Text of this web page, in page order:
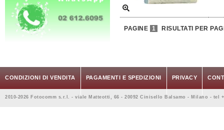
PAGINE 1 RISULTATI PER
CONDIZIONI DI VENDITA PAGAMENTI E SPEDIZIONI PRIVACY
2010-2026 Fotocomm s.r.l. - viale Matteotti, 66 - 20092 Cinisello Balsamo - Milano - tel